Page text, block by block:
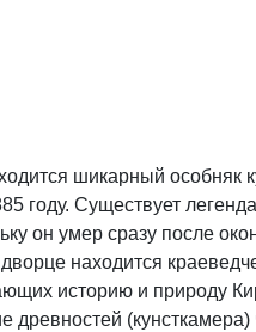
шикарный особняк
году. Существует
он умер сразу после
находится
историю и природу
древностей